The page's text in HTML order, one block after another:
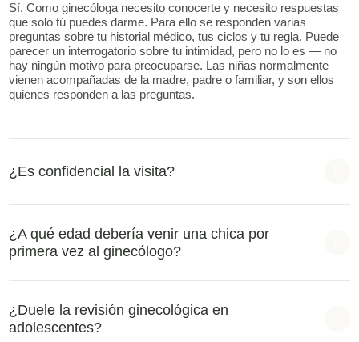
Sí. Como ginecóloga necesito conocerte y necesito respuestas
que solo tú puedes darme. Para ello se responden varias
preguntas sobre tu historial médico, tus ciclos y tu regla. Puede
parecer un interrogatorio sobre tu intimidad, pero no lo es — no
hay ningún motivo para preocuparse. Las niñas normalmente
vienen acompañadas de la madre, padre o familiar, y son ellos
quienes responden a las preguntas.
¿Es confidencial la visita?
¿A qué edad debería venir una chica por
primera vez al ginecólogo?
¿Duele la revisión ginecológica en
adolescentes?